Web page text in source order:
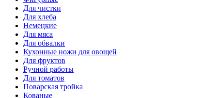
Для чистки
Для хлеба
Немецкие
Для мяса
Для обвалки
Кухонные ножи для овощей
Для фруктов
Ручной работы
Для томатов
Поварская тройка
Кованые